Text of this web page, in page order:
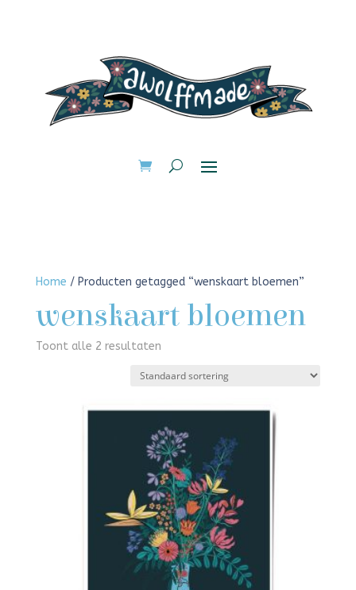
Home / Producten getagged “wenskaart bloemen”
wenskaart bloemen
Toont alle 2 resultaten